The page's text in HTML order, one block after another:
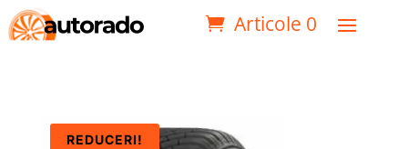
Articole 0
REDUCERI!